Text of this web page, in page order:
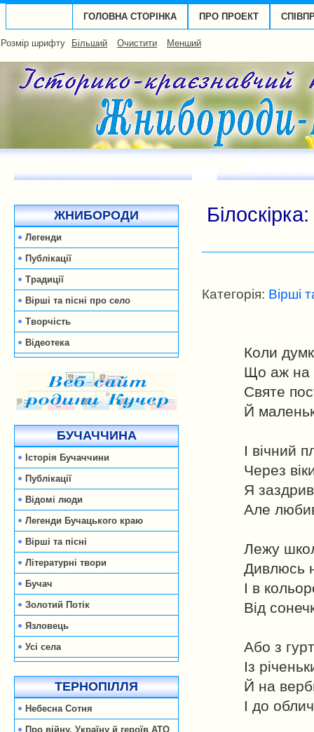
ГОЛОВНА СТОРІНКА ПРО ПРОЕКТ
Розмір шрифту Більший Очистити Менший
ЖНИБОРОДИ
Легенди
Публікації
Традиції
Вірші та пісні про село
Творчість
Відеотека
БУЧАЧЧИНА
Історія Бучаччини
Публікації
Відомі люди
Легенди Бучацького краю
Вірші та пісні
Літературні твори
Бучач
Золотий Потік
Язловець
Усі села
ТЕРНОПІЛЛЯ
Небесна Сотня
Про війну, Україну й героїв АТО
Категорія: Вірші
Коли
Що аж на
Святе
Й
І вічний
Через
Я заздрив
Але
Лежу
Дивлюсь
І в
Від
Або з
Із
Й на
І до